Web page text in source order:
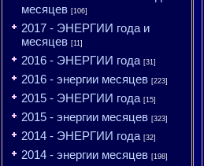
месяцев [106]
2017 - ЭНЕРГИИ года и
месяцев [11]
2016 - ЭНЕРГИИ года [31]
2016 - энергии месяцев [223]
2015 - ЭНЕРГИИ года [15]
2015 - энергии месяцев [323]
2014 - ЭНЕРГИИ года [32]
2014 - энергии месяцев [198]